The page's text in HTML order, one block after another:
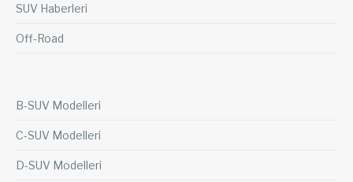
SUV Haberleri
Off-Road
B-SUV Modelleri
C-SUV Modelleri
D-SUV Modelleri